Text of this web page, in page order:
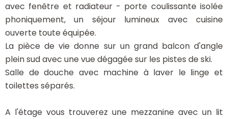
avec fenêtre et radiateur - porte coulissante isolée
phoniquement, un séjour lumineux avec cuisine
ouverte toute équipée.
La pièce de vie donne sur un grand balcon d'angle
plein sud avec une vue dégagée sur les pistes de ski.
Salle de douche avec machine à laver le linge et
toilettes séparés.
A l'étage vous trouverez une mezzanine avec un lit